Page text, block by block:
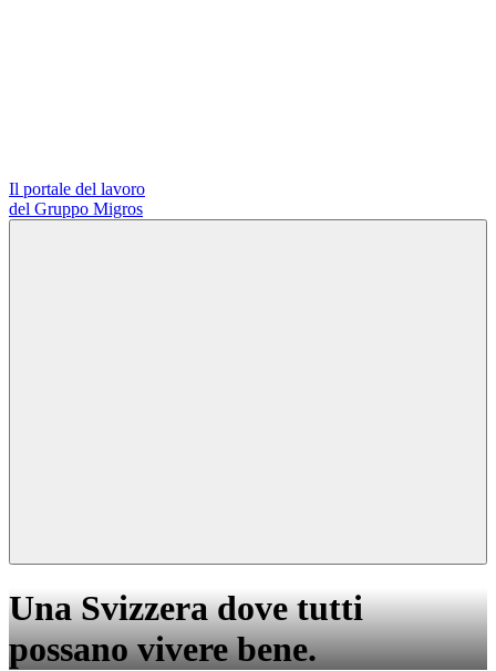
Il portale del lavoro
del Gruppo Migros
Una Svizzera dove tutti
possano vivere bene.